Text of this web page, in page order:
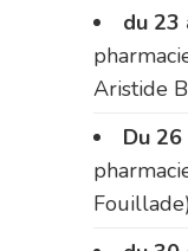
du 23
Aristide
Du